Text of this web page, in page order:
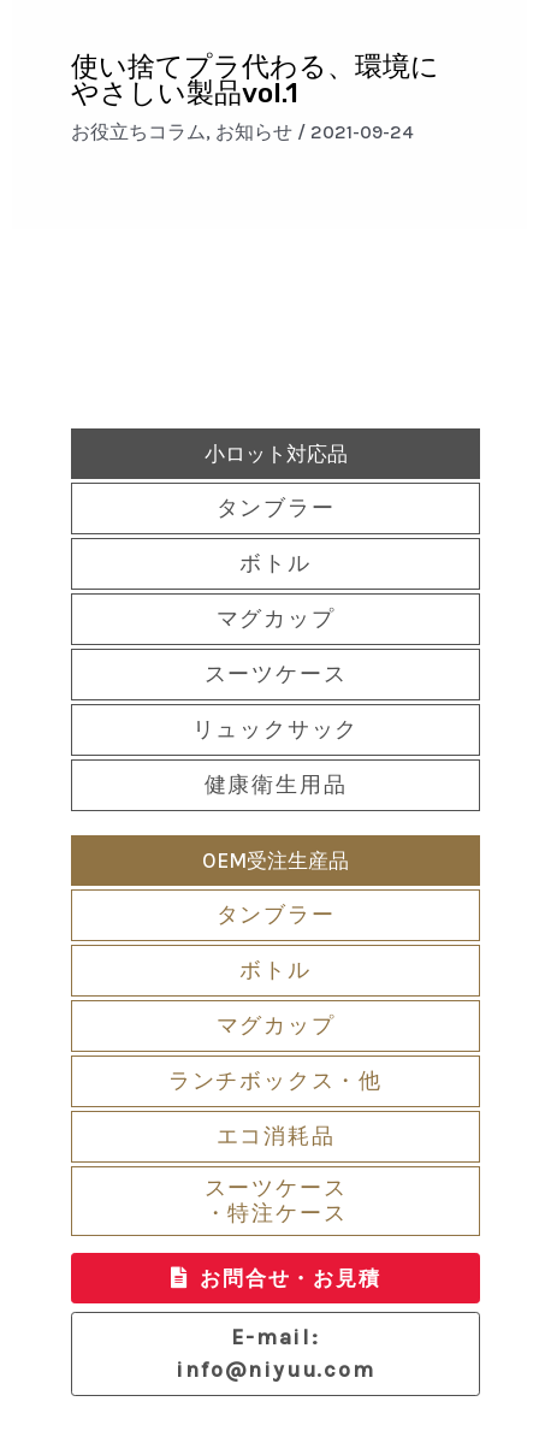
小ロット対応品
タンブラー
ボトル
マグカップ
スーツケース
リュックサック
健康衛生用品
OEM受注生産品
タンブラー
ボトル
マグカップ
ランチボックス・他
エコ消耗品
スーツケース
・特注ケース
お問合せ・お見積
E-mail:
info@niyuu.com
使い捨てプラ代わる、環境に
やさしい製品vol.1
お役立ちコラム, お知らせ / 2021-09-24